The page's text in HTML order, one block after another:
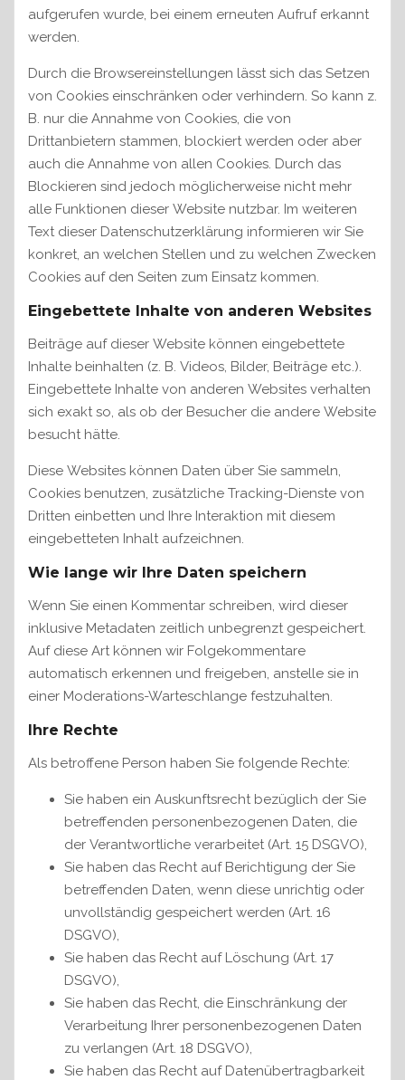
aufgerufen wurde, bei einem erneuten Aufruf erkannt
werden.
Durch die Browsereinstellungen lässt sich das Setzen
von Cookies einschränken oder verhindern. So kann z.
B. nur die Annahme von Cookies, die von
Drittanbietern stammen, blockiert werden oder aber
auch die Annahme von allen Cookies. Durch das
Blockieren sind jedoch möglicherweise nicht mehr
alle Funktionen dieser Website nutzbar. Im weiteren
Text dieser Datenschutzerklärung informieren wir Sie
konkret, an welchen Stellen und zu welchen Zwecken
Cookies auf den Seiten zum Einsatz kommen.
Eingebettete Inhalte von anderen Websites
Beiträge auf dieser Website können eingebettete
Inhalte beinhalten (z. B. Videos, Bilder, Beiträge etc.).
Eingebettete Inhalte von anderen Websites verhalten
sich exakt so, als ob der Besucher die andere Website
besucht hätte.
Diese Websites können Daten über Sie sammeln,
Cookies benutzen, zusätzliche Tracking-Dienste von
Dritten einbetten und Ihre Interaktion mit diesem
eingebetteten Inhalt aufzeichnen.
Wie lange wir Ihre Daten speichern
Wenn Sie einen Kommentar schreiben, wird dieser
inklusive Metadaten zeitlich unbegrenzt gespeichert.
Auf diese Art können wir Folgekommentare
automatisch erkennen und freigeben, anstelle sie in
einer Moderations-Warteschlange festzuhalten.
Ihre Rechte
Als betroffene Person haben Sie folgende Rechte:
Sie haben ein Auskunftsrecht bezüglich der Sie
betreffenden personenbezogenen Daten, die
der Verantwortliche verarbeitet (Art. 15 DSGVO),
Sie haben das Recht auf Berichtigung der Sie
betreffenden Daten, wenn diese unrichtig oder
unvollständig gespeichert werden (Art. 16
DSGVO),
Sie haben das Recht auf Löschung (Art. 17
DSGVO),
Sie haben das Recht, die Einschränkung der
Verarbeitung Ihrer personenbezogenen Daten
zu verlangen (Art. 18 DSGVO),
Sie haben das Recht auf Datenübertragbarkeit